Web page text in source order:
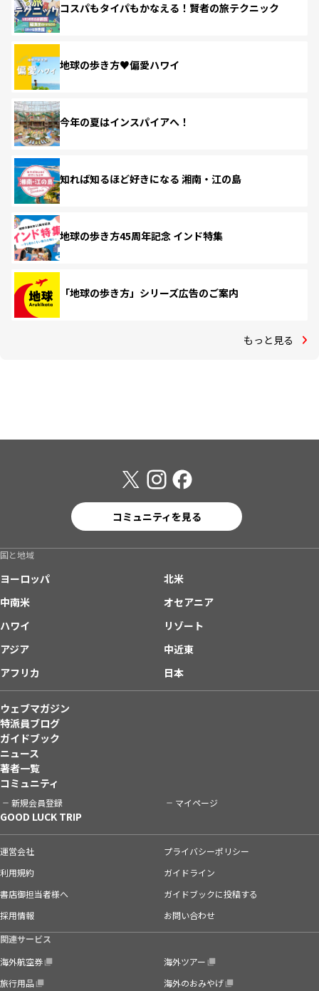
コスパもタイパもかなえる！賢者の旅テクニック
地球の歩き方♥偏愛ハワイ
今年の夏はインスパイアへ！
知れば知るほど好きになる 湘南・江の島
地球の歩き方45周年記念 インド特集
「地球の歩き方」シリーズ広告のご案内
もっと見る
コミュニティを見る
国と地域
ヨーロッパ
北米
中南米
オセアニア
ハワイ
リゾート
アジア
中近東
アフリカ
日本
ウェブマガジン
特派員ブログ
ガイドブック
ニュース
著者一覧
コミュニティ
新規会員登録 マイページ
GOOD LUCK TRIP
運営会社
プライバシーポリシー
利用規約
ガイドライン
書店御担当者様へ
ガイドブックに投稿する
採用情報
お問い合わせ
関連サービス
海外航空券
海外ツアー
旅行用品
海外のおみやげ